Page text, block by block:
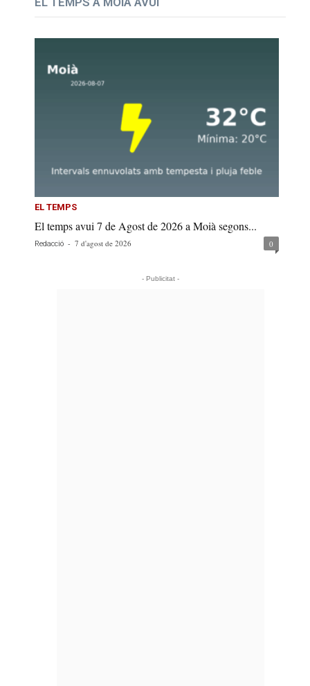
EL TEMPS
El temps avui 7 de Agost de 2026 a Moià segons...
Redacció - 7 d'agost de 2026 0
- Publicitat -